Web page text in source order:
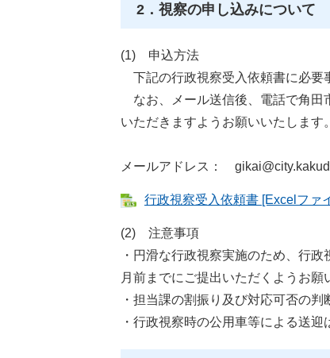
2．視察の申し込みについて
(1) 申込方法
下記の行政視察受入依頼書に必要
なお、メール送信後、電話で角田
いただきますようお願いいたします。
メールアドレス：
行政視察受入依頼書 [Excelファ
(2) 注意事項
・円滑な行政視察実施のため、行
月前までにご提出いただくようお願
・担当課の割振り及び対応可否の
・行政視察時の公用車等による送